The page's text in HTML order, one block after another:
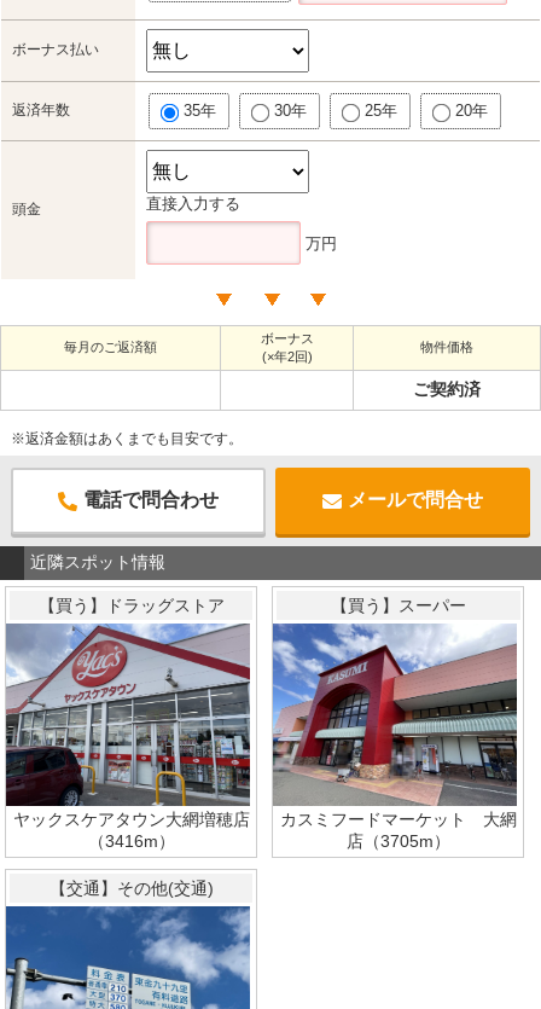
ボーナス払い
返済年数 35年 30年 25年 20年
頭金 直接入力する
万円
毎月のご返済額
ボーナス
(×年2回)
物件価格
ご契約済
※返済金額はあくまでも目安です。
電話で問合わせ メールで問合せ
近隣スポット情報
【買う】ドラッグストア
ヤックスケアタウン大網増穂店
（3416m）
【買う】スーパー
カスミフードマーケット 大網
店（3705m）
【交通】その他(交通)